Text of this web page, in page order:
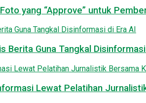
yang “Approve” untuk
Berita Guna Tangkal
Lewat Pelatihan